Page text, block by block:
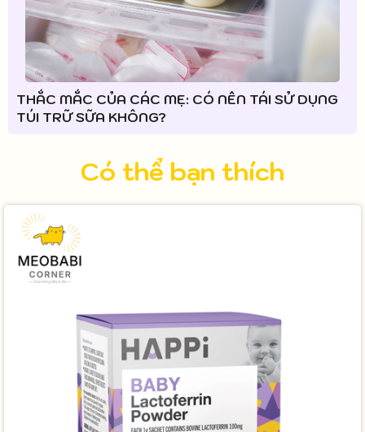
THẮC MẮC CỦA CÁC MẸ: CÓ NÊN TÁI SỬ DỤNG
TÚI TRỮ SỮA KHÔNG?
Có thể bạn thích